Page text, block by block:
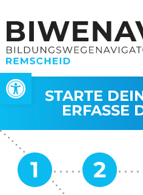
Werkzeugleiste öffnen
STARTE
ERFASSE